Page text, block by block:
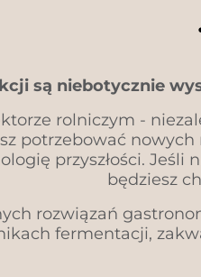
są niebotycznie
rolniczym -
potrzebować nowych
przyszłości. Jeśli
będziesz
rozwiązań
fermentacji,